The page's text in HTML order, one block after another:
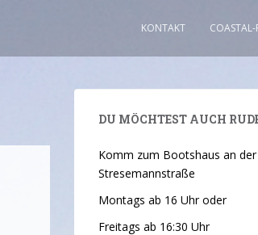
KONTAKT
DU MÖCHTEST AUCH
Komm zum Bootshaus an
Stresemannstraße
Montags ab 16 Uhr oder
Freitags ab 16:30 Uhr